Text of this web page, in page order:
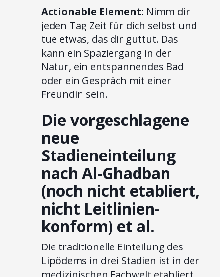
Actionable Element: Nimm dir
jeden Tag Zeit für dich selbst und
tue etwas, das dir guttut. Das
kann ein Spaziergang in der
Natur, ein entspannendes Bad
oder ein Gespräch mit einer
Freundin sein.
Die vorgeschlagene
neue
Stadieneinteilung
nach Al-Ghadban
(noch nicht etabliert,
nicht Leitlinien-
konform) et al.
Die traditionelle Einteilung des
Lipödems in drei Stadien ist in der
medizinischen Fachwelt etabliert,